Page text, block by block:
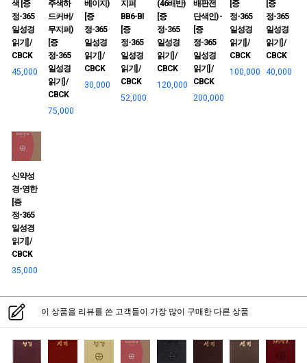
색 [증
정-365
일성경
읽기] /
CBCK
45,000
주색하
드커버/
무지퍼)
[증
정-365
일성경
읽기] /
CBCK
75,000
베이지)
[증
정-365
일성경
읽기] /
CBCK
30,000
지퍼
BB6-BI
[증
정-365
일성경
읽기] /
CBCK
52,000
(46배반)
[증
정-365
일성경
읽기] /
CBCK
120,000
배판전
단색인) -
[증
정-365
일성경
읽기] /
CBCK
200,000
[증
정-365
일성경
읽기] /
CBCK
100,000
[증
정-365
일성경
읽기] /
CBCK
40,000
신약성
경-영한
[증
정-365
일성경
읽기] /
CBCK
35,000
이 상품을 리뷰를 쓴 고객들이 가장 많이 구매한 다른 상품